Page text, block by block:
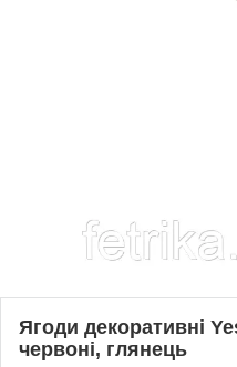
Ягоди декоративні
червоні, глянець